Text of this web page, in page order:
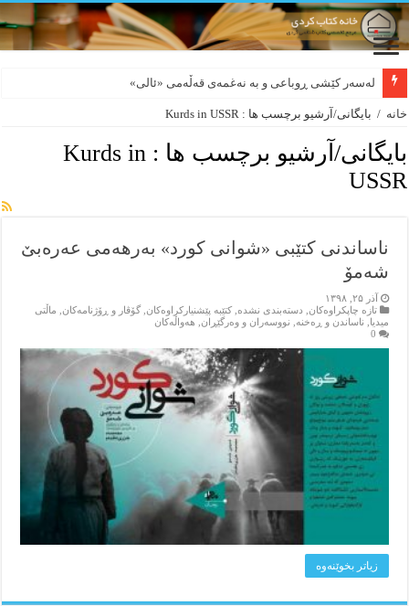
لەسەر کێشی ڕوباعی و به نەغمەی قەڵەمی «ئالی»
خانه / بایگانی/آرشیو برچسب ها : Kurds in USSR
بایگانی/آرشیو برچسب ها :Kurds in
USSR
ناساندنی کتێبی «شوانی کورد» به‌رهه‌می عەرەبێ
شەمۆ
آذر ۲۵, ۱۳۹۸
تازه‌ چاپکراوه‌کان
دسته‌بندی نشده ,کتێبه‌ پێشنیارکراوه‌کان ,گۆڤار و ڕۆژنامه‌کان
ماڵتی
میدیا
ناساندن و ڕه‌خنه‌ نووسه‌ران و وه‌رگێڕان
هه‌واڵه‌کان
0
زیاتر بخوێنه‌وه‌